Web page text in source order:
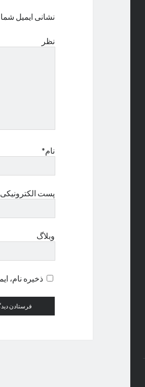
نشانی ایمیل
نظر
نام*
پست
وبلاگ
ذخیره نام،